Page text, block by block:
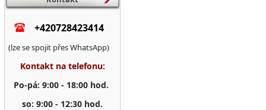
+420728423414
(lze se spojit přes WhatsApp)
Kontakt na telefonu:
Po-pá: 9:00 - 18:00 hod.
so: 9:00 - 12:30 hod.